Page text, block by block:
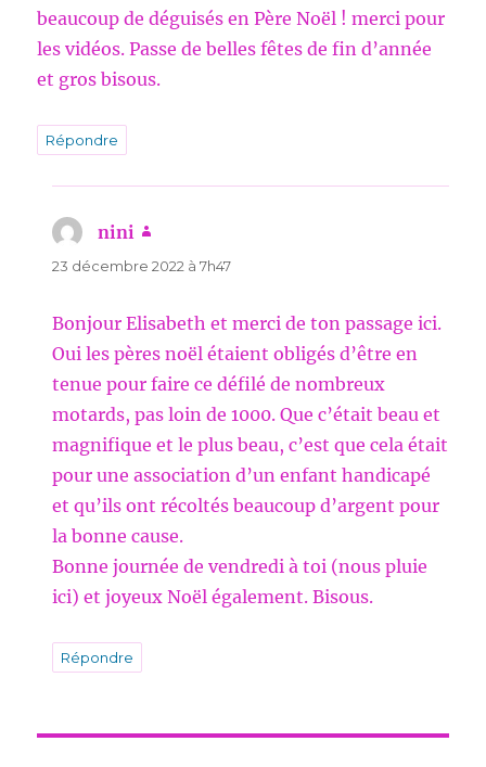
beaucoup de déguisés en Père Noël ! merci pour
les vidéos. Passe de belles fêtes de fin d’année
et gros bisous.
Répondre
nini
23 décembre 2022 à 7h47
Bonjour Elisabeth et merci de ton passage ici.
Oui les pères noël étaient obligés d’être en
tenue pour faire ce défilé de nombreux
motards, pas loin de 1000. Que c’était beau et
magnifique et le plus beau, c’est que cela était
pour une association d’un enfant handicapé
et qu’ils ont récoltés beaucoup d’argent pour
la bonne cause.
Bonne journée de vendredi à toi (nous pluie
ici) et joyeux Noël également. Bisous.
Répondre